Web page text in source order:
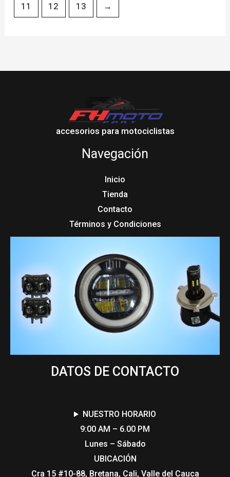
11 12 13 →
accesorios para motociclistas
Navegación
Inicio
Tienda
Contacto
Términos y Condiciones
DATOS DE CONTACTO
NUESTRO HORARIO
9:00 AM – 6.00 PM
Lunes – Sábado
UBICACIÓN
Cra 15 #10-88, Bretana, Cali, Valle del Cauca